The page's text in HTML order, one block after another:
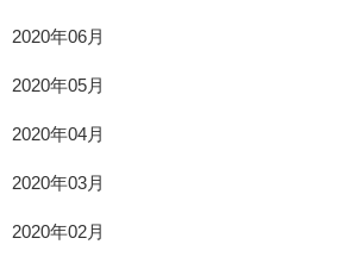
2020年06月
2020年05月
2020年04月
2020年03月
2020年02月